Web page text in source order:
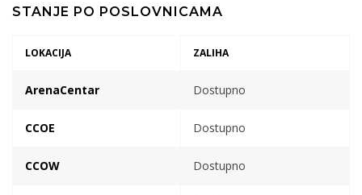
STANJE PO POSLOVNICAMA
LOKACIJA ZALIHA
ArenaCentar Dostupno
CCOE Dostupno
CCOW Dostupno